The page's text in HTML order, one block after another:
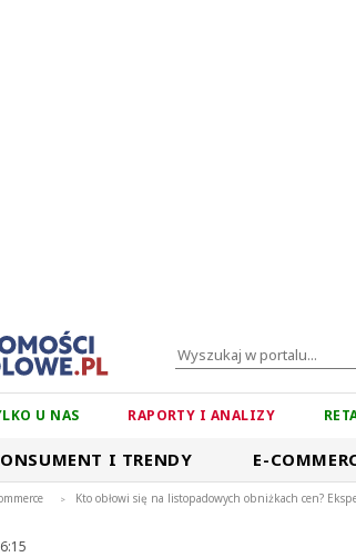
U NAS RAPORTY I ANALIZY
I TRENDY E-
> Kto obłowi się na listopadowych obniżkach cen?